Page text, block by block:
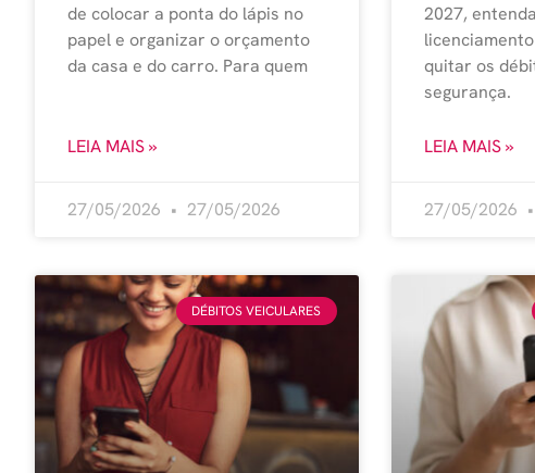
de colocar a ponta do lápis no
papel e organizar o orçamento
da casa e do carro. Para quem
LEIA MAIS »
27/05/2026 27/05/2026
2027,
quitar os
segurança.
LEIA MAIS »
27/05/2026
DÉBITOS VEICULARES